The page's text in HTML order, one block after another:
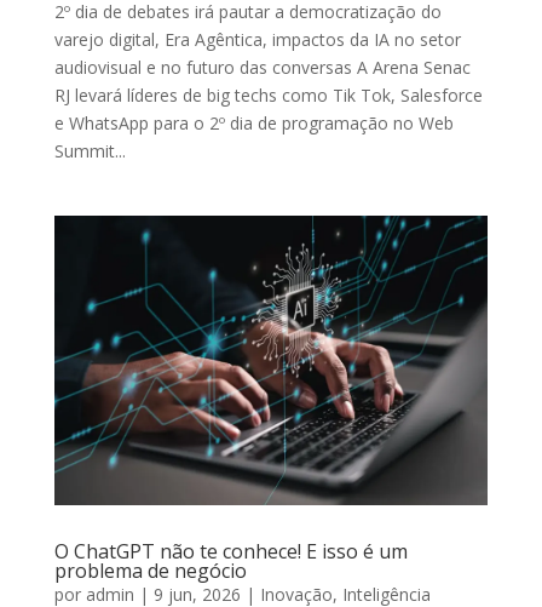
Lançame
2º dia de debates irá pautar a democratização do
varejo digital, Era Agêntica, impactos da IA no setor
audiovisual e no futuro das conversas A Arena Senac
RJ levará líderes de big techs como Tik Tok, Salesforce
e WhatsApp para o 2º dia de programação no Web
Summit...
O ChatGPT não te conhece! E isso é um
problema de negócio
por admin | 9 jun, 2026 | Inovação, Inteligência